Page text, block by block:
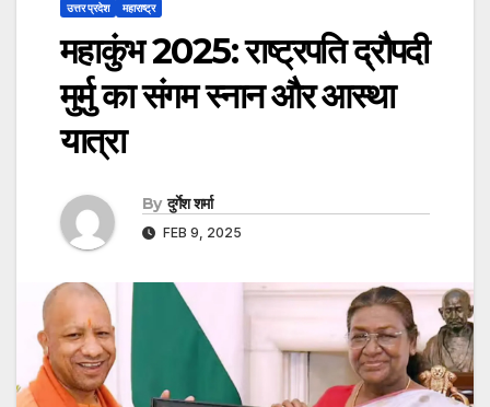
उत्तर प्रदेश महाराष्ट्र
महाकुंभ 2025: राष्ट्रपति द्रौपदी
मुर्मु का संगम स्नान और आस्था
यात्रा
By दुर्गेश शर्मा
FEB 9, 2025